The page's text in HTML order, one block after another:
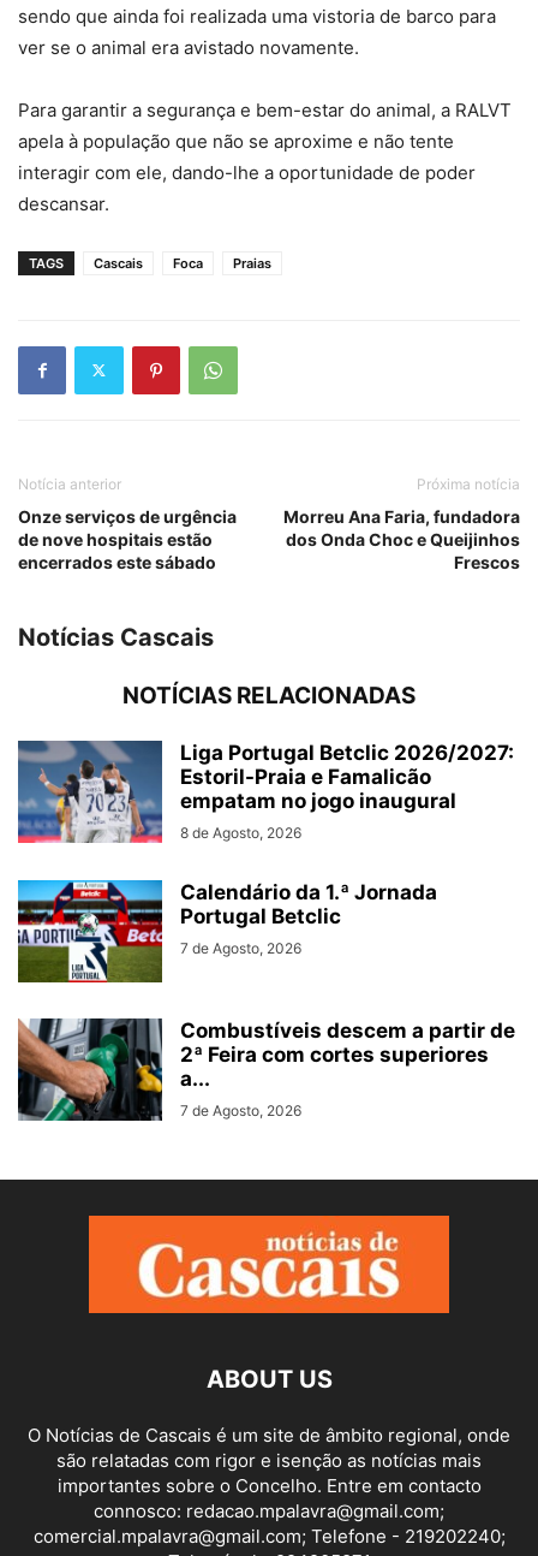
sendo que ainda foi realizada uma vistoria de barco para
ver se o animal era avistado novamente.
Para garantir a segurança e bem-estar do animal, a RALVT
apela à população que não se aproxime e não tente
interagir com ele, dando-lhe a oportunidade de poder
descansar.
TAGS Cascais Foca Praias
Notícia anterior
Onze serviços de urgência
de nove hospitais estão
encerrados este sábado
Próxima notícia
Morreu Ana Faria, fundadora
dos Onda Choc e Queijinhos
Frescos
Notícias Cascais
NOTÍCIAS RELACIONADAS
Liga Portugal Betclic 2026/2027:
Estoril-Praia e Famalicão
empatam no jogo inaugural
8 de Agosto, 2026
Calendário da 1.ª Jornada
Portugal Betclic
7 de Agosto, 2026
Combustíveis descem a partir de
2ª Feira com cortes superiores
a...
7 de Agosto, 2026
ABOUT US
O Notícias de Cascais é um site de âmbito regional, onde
são relatadas com rigor e isenção as notícias mais
importantes sobre o Concelho. Entre em contacto
connosco: redacao.mpalavra@gmail.com;
comercial.mpalavra@gmail.com; Telefone - 219202240;